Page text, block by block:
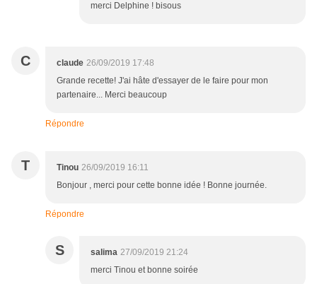
merci Delphine ! bisous
C claude 26/09/2019 17:48
Grande recette! J'ai hâte d'essayer de le faire pour mon
partenaire... Merci beaucoup
Répondre
T Tinou 26/09/2019 16:11
Bonjour , merci pour cette bonne idée ! Bonne journée.
Répondre
S salima 27/09/2019 21:24
merci Tinou et bonne soirée